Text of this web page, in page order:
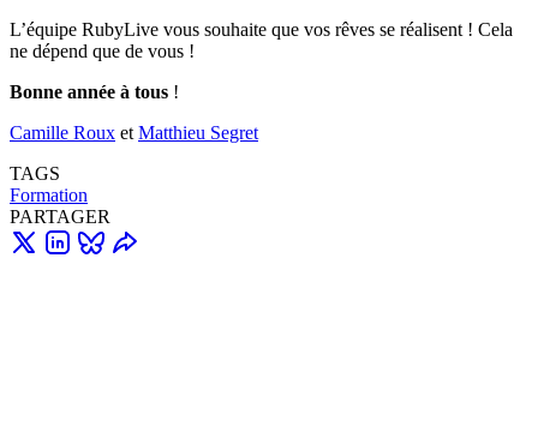
L’équipe RubyLive vous souhaite que vos rêves se réalisent ! Cela
ne dépend que de vous !
Bonne année à tous !
Camille Roux et Matthieu Segret
TAGS
Formation
PARTAGER